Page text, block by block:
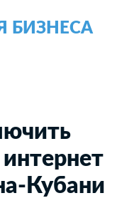
БИЗНЕСА
Кубани